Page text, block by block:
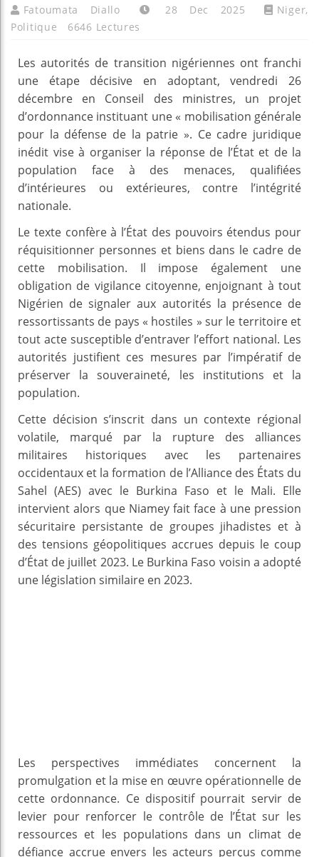
Fatoumata Diallo 28 Dec 2025 Niger,
Politique
6646 Lectures
Les autorités de transition nigériennes ont franchi
une étape décisive en adoptant, vendredi 26
décembre en Conseil des ministres, un projet
d’ordonnance instituant une « mobilisation générale
pour la défense de la patrie ». Ce cadre juridique
inédit vise à organiser la réponse de l’État et de la
population face à des menaces, qualifiées
d’intérieures ou extérieures, contre l’intégrité
nationale.
Le texte confère à l’État des pouvoirs étendus pour
réquisitionner personnes et biens dans le cadre de
cette mobilisation. Il impose également une
obligation de vigilance citoyenne, enjoignant à tout
Nigérien de signaler aux autorités la présence de
ressortissants de pays « hostiles » sur le territoire et
tout acte susceptible d’entraver l’effort national. Les
autorités justifient ces mesures par l’impératif de
préserver la souveraineté, les institutions et la
population.
Cette décision s’inscrit dans un contexte régional
volatile, marqué par la rupture des alliances
militaires historiques avec les partenaires
occidentaux et la formation de l’Alliance des États du
Sahel (AES) avec le Burkina Faso et le Mali. Elle
intervient alors que Niamey fait face à une pression
sécuritaire persistante de groupes jihadistes et à
des tensions géopolitiques accrues depuis le coup
d’État de juillet 2023. Le Burkina Faso voisin a adopté
une législation similaire en 2023.
Les perspectives immédiates concernent la
promulgation et la mise en œuvre opérationnelle de
cette ordonnance. Ce dispositif pourrait servir de
levier pour renforcer le contrôle de l’État sur les
ressources et les populations dans un climat de
défiance accrue envers les acteurs perçus comme